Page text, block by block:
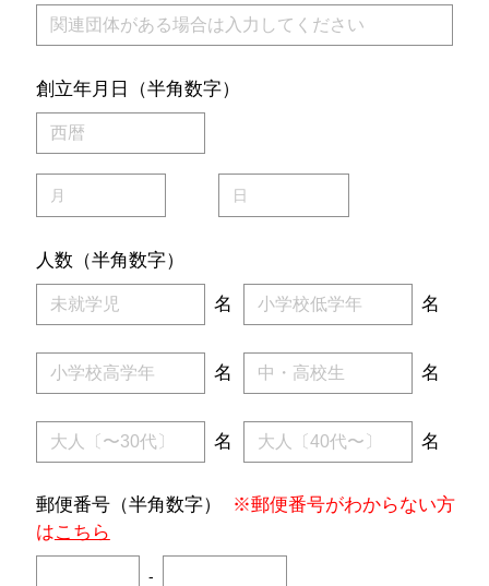
創立年月日（半角数字）
人数（半角数字）
名 名
名 名
名 名
郵便番号（半角数字）
※郵便番号がわからない方
はこちら
-